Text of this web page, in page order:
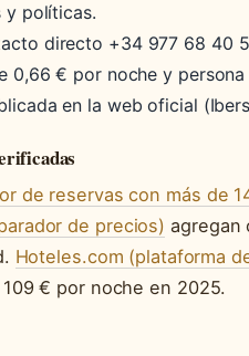
y políticas.
directo +34 977 68 40
0,66 € por noche y
en la web oficial
de reservas con más de
de precios) agregan
Hoteles.com (plataforma
€ por noche en 2025.